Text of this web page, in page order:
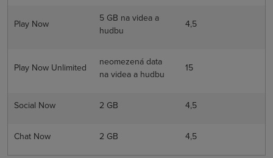
Play Now
5 GB na videa a
hudbu
4,5
Play Now Unlimited
neomezená data
na videa a hudbu
15
Social Now 2 GB 4,5
Chat Now 2 GB 4,5